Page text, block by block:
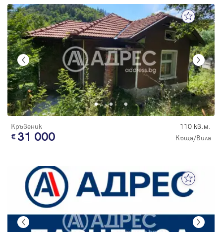
Кръвеник 110 кв.м.
31 000 Къща/Вила